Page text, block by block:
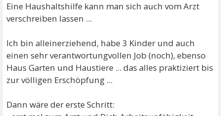
Eine Haushaltshilfe kann man sich auch vom Arzt
verschreiben lassen ...
Ich bin alleinerziehend, habe 3 Kinder und auch
einen sehr verantwortungvollen Job (noch), ebenso
Haus Garten und Haustiere ... das alles praktiziert bis
zur völligen Erschöpfung ...
Dann wäre der erste Schritt: